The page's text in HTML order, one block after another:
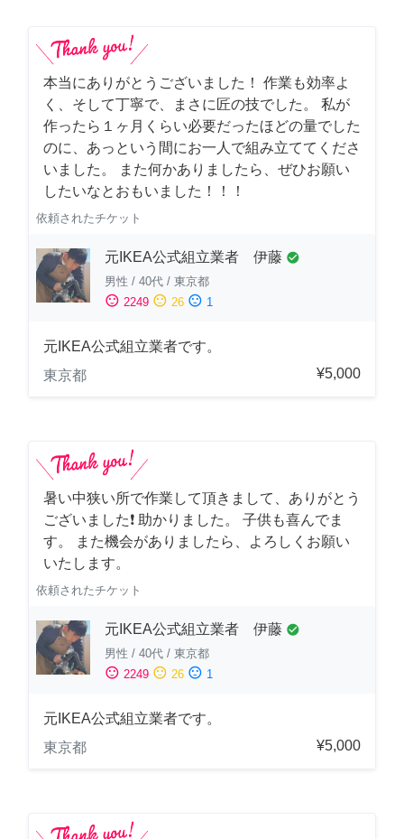
本当にありがとうございました！ 作業も効率よ
く、そして丁寧で、まさに匠の技でした。 私が
作ったら１ヶ月くらい必要だったほどの量でした
のに、あっという間にお一人で組み立ててくださ
いました。 また何かありましたら、ぜひお願い
したいなとおもいました！！！
依頼されたチケット
元IKEA公式組立業者 伊藤 check_circle
男性 / 40代 / 東京都
sentiment_satisfied 2249 sentiment_neutral 26 sentiment_dissatisfied 1
元IKEA公式組立業者です。
東京都
¥5,000
暑い中狭い所で作業して頂きまして、ありがとう
ございました❗️ 助かりました。 子供も喜んでま
す。 また機会がありましたら、よろしくお願い
いたします。
依頼されたチケット
元IKEA公式組立業者 伊藤 check_circle
男性 / 40代 / 東京都
sentiment_satisfied 2249 sentiment_neutral 26 sentiment_dissatisfied 1
元IKEA公式組立業者です。
東京都
¥5,000